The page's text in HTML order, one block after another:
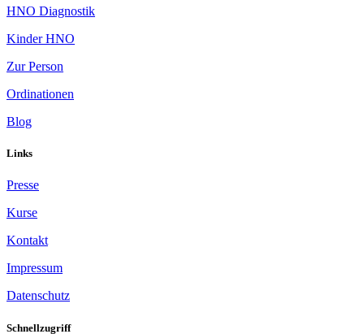
HNO Diagnostik
Kinder HNO
Zur Person
Ordinationen
Blog
Links
Presse
Kurse
Kontakt
Impressum
Datenschutz
Schnellzugriff